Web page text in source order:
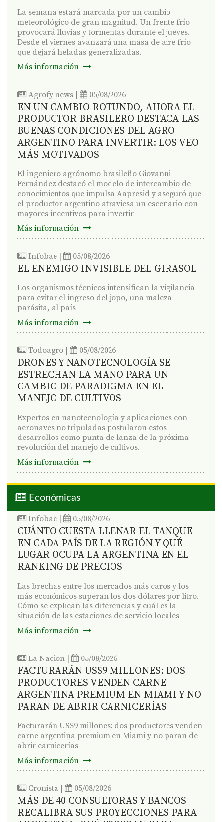
La semana estará marcada por un cambio
meteorológico de gran magnitud. Un frente frío
provocará lluvias y tormentas durante el jueves.
Desde el viernes avanzará una masa de aire frío
que dejará heladas generalizadas.
Más información
Agrofy news 05/08/2026
EN UN CAMBIO ROTUNDO, AHORA EL
PRODUCTOR BRASILERO DESTACA LAS
BUENAS CONDICIONES DEL AGRO
ARGENTINO PARA INVERTIR: LOS VEO
MÁS MOTIVADOS
El ingeniero agrónomo brasileño Giovanni
Fernández destacó el modelo de intercambio de
conocimientos que impulsa Aapresid y aseguró que
el productor argentino atraviesa un escenario con
mayores incentivos para invertir
Más información
Infobae 05/08/2026
EL ENEMIGO INVISIBLE DEL GIRASOL
Los organismos técnicos intensifican la vigilancia
para evitar el ingreso del jopo, una maleza
parásita, al país
Más información
Todoagro 05/08/2026
DRONES Y NANOTECNOLOGÍA SE
ESTRECHAN LA MANO PARA UN
CAMBIO DE PARADIGMA EN EL
MANEJO DE CULTIVOS
Expertos en nanotecnología y aplicaciones con
aeronaves no tripuladas postularon estos
desarrollos como punta de lanza de la próxima
revolución del manejo de cultivos.
Más información
Económicas
Infobae 05/08/2026
CUÁNTO CUESTA LLENAR EL TANQUE
EN CADA PAÍS DE LA REGIÓN Y QUÉ
LUGAR OCUPA LA ARGENTINA EN EL
RANKING DE PRECIOS
Las brechas entre los mercados más caros y los
más económicos superan los dos dólares por litro.
Cómo se explican las diferencias y cuál es la
situación de las estaciones de servicio locales
Más información
La Nacion 05/08/2026
FACTURARÁN US$9 MILLONES: DOS
PRODUCTORES VENDEN CARNE
ARGENTINA PREMIUM EN MIAMI Y NO
PARAN DE ABRIR CARNICERÍAS
Facturarán US$9 millones: dos productores venden
carne argentina premium en Miami y no paran de
abrir carnicerías
Más información
Cronista 05/08/2026
MÁS DE 40 CONSULTORAS Y BANCOS
RECALIBRA SUS PROYECCIONES PARA